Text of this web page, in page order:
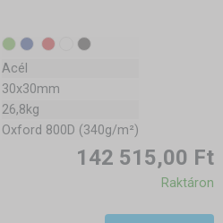
Acél
30x30mm
26,8kg
Oxford 800D (340g/m²)
142 515,00 Ft
Raktáron